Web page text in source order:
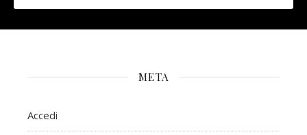
META
Accedi